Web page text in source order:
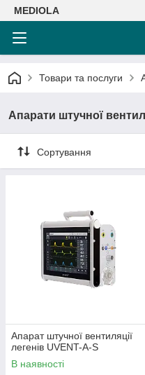
MEDIOLA
Товари та послуги
Апарати штучної
Сортування
Апарат штучної вентиляції
легенів UVENT-A-S
В наявності